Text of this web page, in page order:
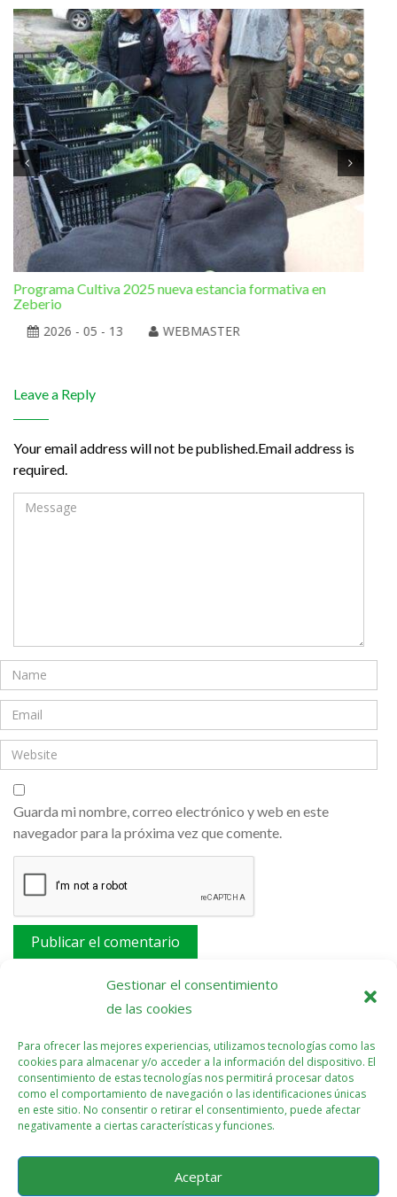
Gestionar el consentimiento
de las cookies
Para ofrecer las mejores experiencias, utilizamos tecnologías como las
cookies para almacenar y/o acceder a la información del dispositivo. El
consentimiento de estas tecnologías nos permitirá procesar datos
como el comportamiento de navegación o las identificaciones únicas
en este sitio. No consentir o retirar el consentimiento, puede afectar
negativamente a ciertas características y funciones.
Aceptar
Programa Cultiva 2025 nueva estancia formativa en
Zeberio
2026 - 05 - 13
WEBMASTER
Leave a Reply
Your email address will not be published.Email address is
required.
Guarda mi nombre, correo electrónico y web en este
navegador para la próxima vez que comente.
Este sitio usa Akismet para reducir el spam.Aprende
cómo se procesan los datos de tus comentarios.